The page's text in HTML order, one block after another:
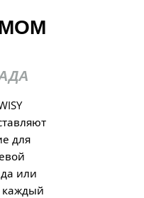
для
или
каждый